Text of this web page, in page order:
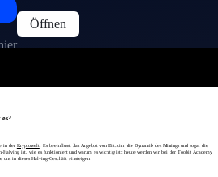
Öffnen
es?
in der Kryptowelt. Es beeinflusst das Angebot von Bitcoin, die Dynamik des Minings und sogar die
Halving ist, wie es funktioniert und warum es wichtig ist; heute werden wir bei der Toobit Academy
uns in dieses Halving-Geschäft einsteigen.